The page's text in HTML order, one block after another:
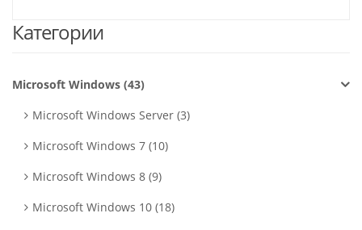
Категории
Microsoft Windows (43)
Microsoft Windows Server (3)
Microsoft Windows 7 (10)
Microsoft Windows 8 (9)
Microsoft Windows 10 (18)